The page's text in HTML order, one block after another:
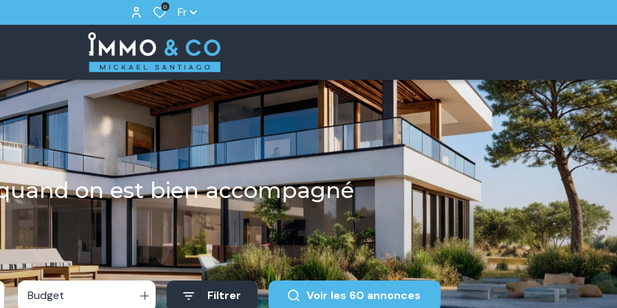
0 Fr
on est bien accompagné
Budget Filtrer Voir les 60 annonces